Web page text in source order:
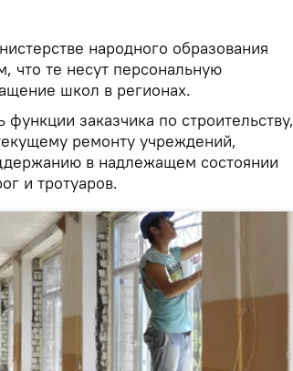
народного образования
что те несут персональную
школ в регионах.
заказчика по строительству,
ремонту учреждений,
в надлежащем состоянии
и тротуаров.